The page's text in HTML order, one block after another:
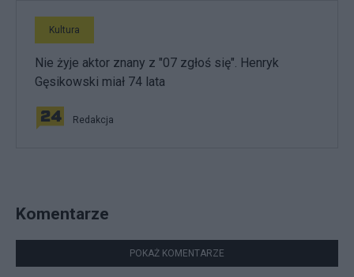
Kultura
Nie żyje aktor znany z "07 zgłoś się". Henryk
Gęsikowski miał 74 lata
Redakcja
Komentarze
POKAŻ KOMENTARZE